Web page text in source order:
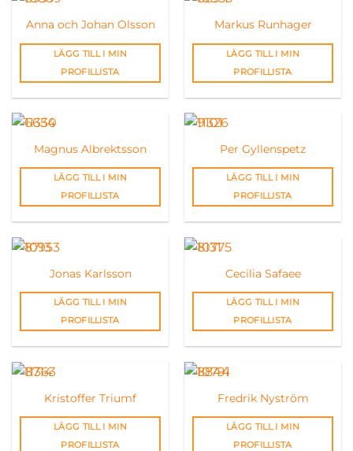
Anna och Johan Olsson
LÄGG TILL I MIN
PROFILLISTA
Markus Runhager
LÄGG TILL I MIN
PROFILLISTA
Magnus Albrektsson
LÄGG TILL I MIN
PROFILLISTA
Per Gyllenspetz
LÄGG TILL I MIN
PROFILLISTA
Jonas Karlsson
LÄGG TILL I MIN
PROFILLISTA
Cecilia Safaee
LÄGG TILL I MIN
PROFILLISTA
Kristoffer Triumf
LÄGG TILL I MIN
PROFILLISTA
Fredrik Nyström
LÄGG TILL I MIN
PROFILLISTA